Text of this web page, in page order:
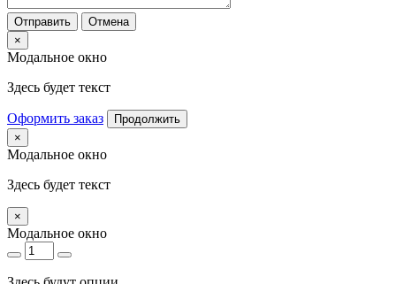
Отправить
Отмена
×
Модальное окно
Здесь будет текст
Оформить заказ
Продолжить
×
Модальное окно
Здесь будет текст
×
Модальное окно